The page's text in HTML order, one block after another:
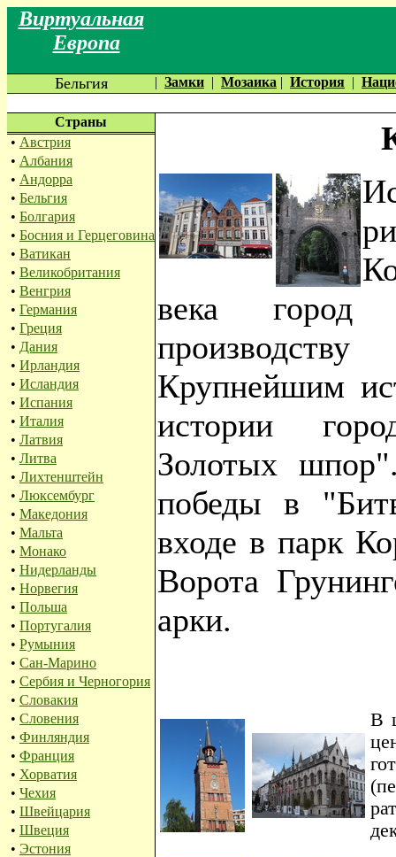
Виртуальная
Европа
Бельгия | Замки | Мозаика | История |
Страны
• Австрия
• Албания
• Андорра
• Бельгия
• Болгария
• Босния и Герцеговина
• Ватикан
• Великобритания
• Венгрия
• Германия
• Греция
• Дания
• Ирландия
• Исландия
• Испания
• Италия
• Латвия
• Литва
• Лихтенштейн
• Люксембург
• Македония
• Мальта
• Монако
• Нидерланды
• Норвегия
• Польша
• Португалия
• Румыния
• Сан-Марино
• Сербия и Черногория
• Словакия
• Словения
• Финляндия
• Франция
• Хорватия
• Чехия
• Швейцария
• Швеция
• Эстония
века город
Крупнейшим
истории
Золотых
победы в
входе в парк
Ворота
арки.
В